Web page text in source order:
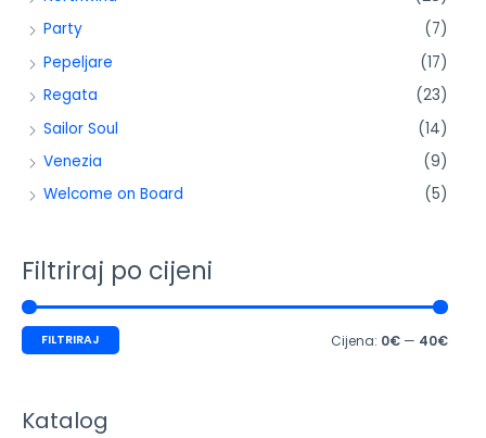
Party
(7)
Pepeljare
(17)
Regata
(23)
Sailor Soul
(14)
Venezia
(9)
Welcome on Board
(5)
Filtriraj po cijeni
FILTRIRAJ Cijena: 0€ — 40€
Katalog